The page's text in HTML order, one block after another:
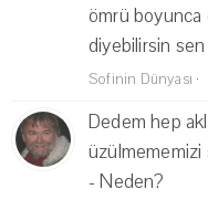
ömrü boyunca
diyebilirsin sen
Sofinin Dünyası ·
Dedem hep
üzülmememizi
- Neden?